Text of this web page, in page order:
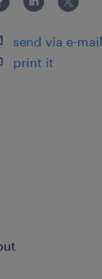
send via e-mail
print it